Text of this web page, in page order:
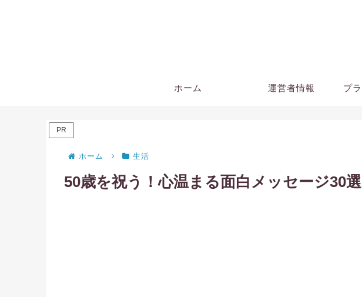
ホーム 運営者情報
PR
ホーム 生活
50歳を祝う！心温まる面白メッセージ30選